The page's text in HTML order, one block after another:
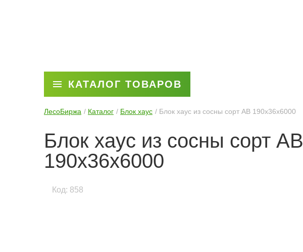
КАТАЛОГ ТОВАРОВ
ЛесоБиржа Каталог Блок хаус Блок хаус из сосны сорт АВ 190x36x6000
Блок хаус из сосны сорт АВ
190x36x6000
Код: 858